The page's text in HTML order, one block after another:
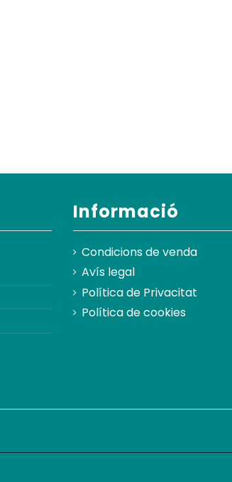
Informació
Condicions de venda
Avís legal
Política de Privacitat
Política de cookies